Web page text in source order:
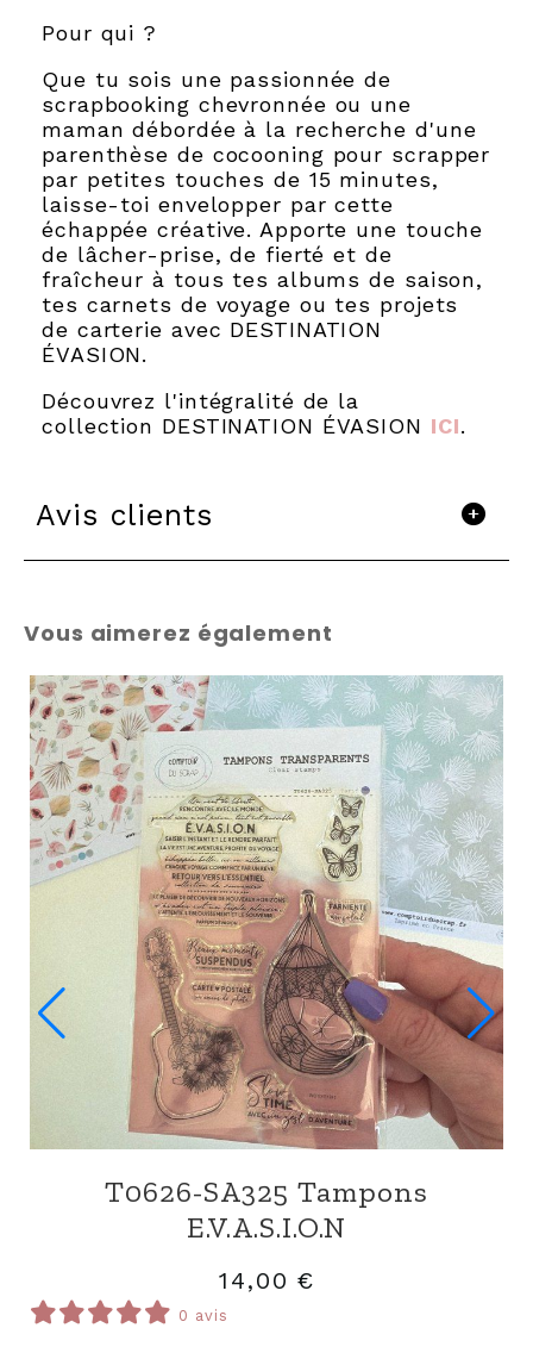
Pour qui ?
Que tu sois une passionnée de
scrapbooking chevronnée ou une
maman débordée à la recherche d'une
parenthèse de cocooning pour scrapper
par petites touches de 15 minutes,
laisse-toi envelopper par cette
échappée créative. Apporte une touche
de lâcher-prise, de fierté et de
fraîcheur à tous tes albums de saison,
tes carnets de voyage ou tes projets
de carterie avec DESTINATION
ÉVASION.
Découvrez l'intégralité de la
collection DESTINATION ÉVASION ICI.
Avis clients
Vous aimerez également
D0626-EC92 Dies Ecriture
11,00 €
0 avis